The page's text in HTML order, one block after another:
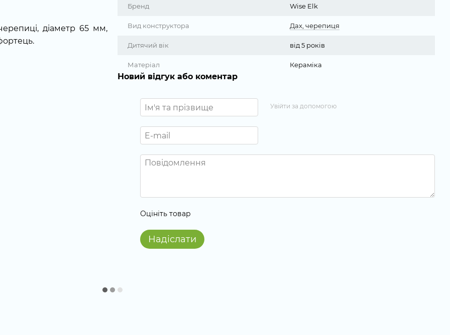
діаметр 65 мм,
Бренд Wise Elk
Вид конструктора Дах, черепиця
Дитячий вік від 5 років
Матеріал Кераміка
Новий відгук або коментар
Увійти за допомогою
Оцініть товар
Надіслати